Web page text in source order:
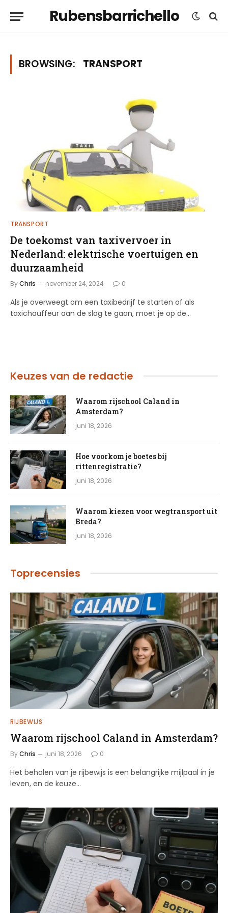
Rubensbarrichello
BROWSING: TRANSPORT
TRANSPORT
De toekomst van taxivervoer in
Nederland: elektrische voertuigen en
duurzaamheid
ByChris november 24, 2024 0
Als je overweegt om een taxibedrijf te starten of als
taxichauffeur aan de slag te gaan, moet je op de…
Keuzes van de redactie
Waarom rijschool Caland in
Amsterdam?
juni 18, 2026
Hoe voorkom je boetes bij
rittenregistratie?
juni 18, 2026
Waarom kiezen voor wegtransport uit
Breda?
juni 18, 2026
Toprecensies
RIJBEWIJS
Waarom rijschool Caland in Amsterdam?
ByChris juni 18, 2026 0
Het behalen van je rijbewijs is een belangrijke mijlpaal in je
leven, en de keuze…